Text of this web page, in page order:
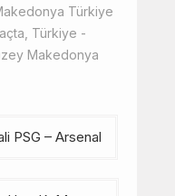
Türkiye
Türkiye -
Makedonya
PSG – Arsenal